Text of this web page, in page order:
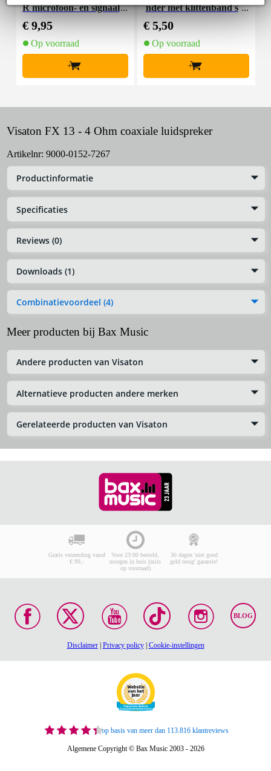
R microfoon- en signaal
€ 9,95
Op voorraad
+
nder met klittenband s
€ 5,50
Op voorraad
+
Visaton FX 13 - 4 Ohm coaxiale luidspreker
Artikelnr: 9000-0152-7267
Productinformatie
Specificaties
Reviews (0)
Downloads (1)
Combinatievoordeel (4)
Meer producten bij Bax Music
Andere producten van Visaton
Alternatieve producten andere merken
Gerelateerde producten van Visaton
Gratis verzending vanaf
€ 99,-
Voor 23:00 besteld,
morgen in huis (mits
op voorraad)
30 dagen 'niet goed
geld terug' garantie!
BLOG
Disclaimer| Privacy policy| Cookie-instellingen
op basis van meer dan 113.816 klantreviews
Algemene Copyright © Bax Music 2003 - 2026